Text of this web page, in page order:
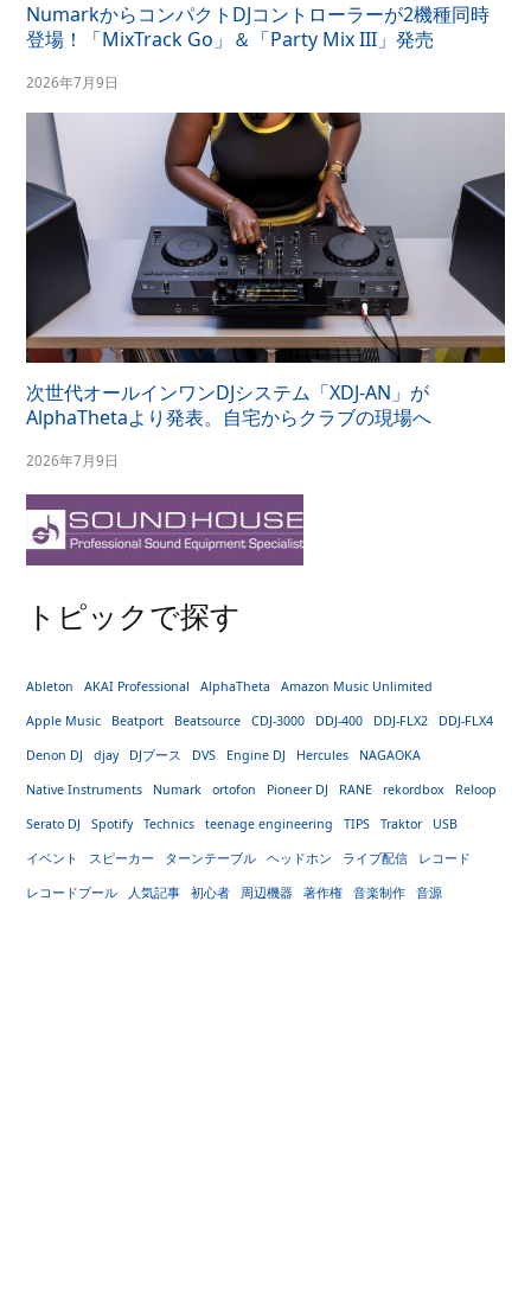
NumarkからコンパクトDJコントローラーが2機種同時
登場！「MixTrack Go」＆「Party Mix III」発売
2026年7月9日
次世代オールインワンDJシステム「XDJ-AN」が
AlphaThetaより発表。自宅からクラブの現場へ
2026年7月9日
トピックで探す
Ableton AKAI Professional AlphaTheta Amazon Music Unlimited
Apple Music Beatport Beatsource CDJ-3000 DDJ-400 DDJ-FLX2 DDJ-FLX4
Denon DJ djay DJブース DVS Engine DJ Hercules NAGAOKA
Native Instruments Numark ortofon Pioneer DJ RANE rekordbox Reloop
Serato DJ Spotify Technics teenage engineering TIPS Traktor USB
イベント スピーカー ターンテーブル ヘッドホン ライブ配信 レコード
レコードプール 人気記事 初心者 周辺機器 著作権 音楽制作 音源